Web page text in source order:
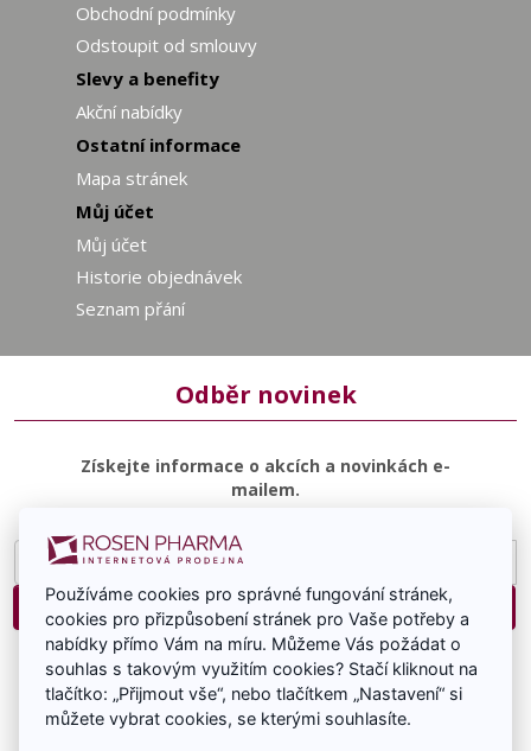
Obchodní podmínky
Odstoupit od smlouvy
Slevy a benefity
Akční nabídky
Ostatní informace
Mapa stránek
Můj účet
Můj účet
Historie objednávek
Seznam přání
Odběr novinek
Získejte informace o akcích a novinkách e-
mailem.
adresa
Přihlásit
Souhlasím se zasíláním e-mailové komunikace.
Používáme cookies pro správné fungování stránek,
cookies pro přizpůsobení stránek pro Vaše potřeby a
nabídky přímo Vám na míru. Můžeme Vás požádat o
souhlas s takovým využitím cookies? Stačí kliknout na
tlačítko: „Přijmout vše“, nebo tlačítkem „Nastavení“ si
můžete vybrat cookies, se kterými souhlasíte.